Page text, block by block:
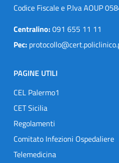
Codice Fiscale e P.Iva AOUP
Centralino:091 655 11 11
Pec:
PAGINE UTILI
CEL Palermo1
CET Sicilia
Regolamenti
Comitato Infezioni Ospedaliere
Telemedicina